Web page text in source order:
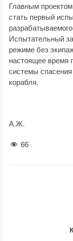
Главным
стать первый
Испытательный
режиме без
настоящее время
системы
корабля.
А.Ж.
66